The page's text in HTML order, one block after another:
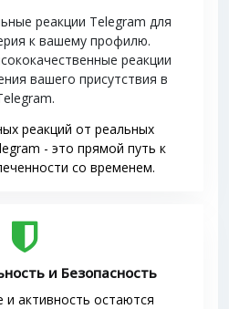
реакции Telegram для
к вашему профилю.
реакции
вашего присутствия в
реакций от реальных
- это прямой путь к
со временем.
и Безопасность
активность остаются